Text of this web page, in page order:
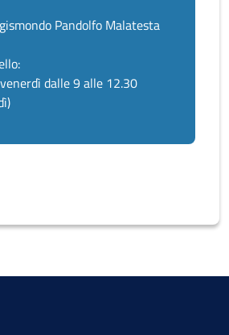
Pandolfo Malatesta
dalle 9 alle 12.30